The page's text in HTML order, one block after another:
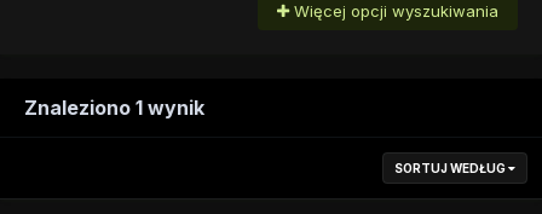
Więcej opcji wyszukiwania
Znaleziono 1 wynik
SORTUJ WEDŁUG